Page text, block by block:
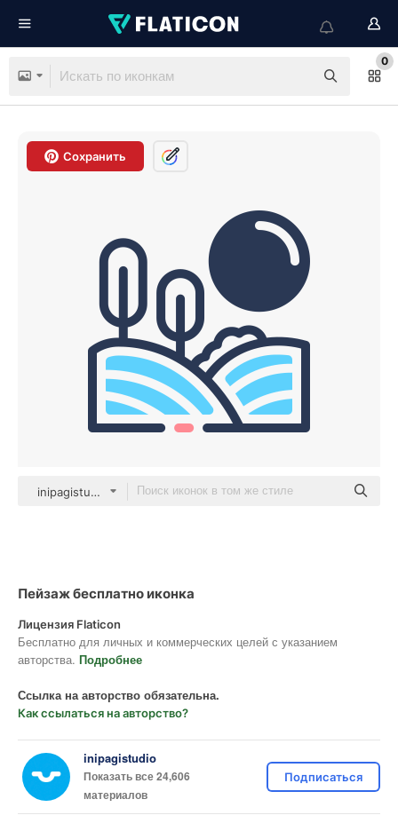
0
Сохранить
inipagistudio Mixed
Пейзаж бесплатно иконка
Лицензия Flaticon
Бесплатно для личных и коммерческих целей с указанием
авторства. Подробнее
Ссылка на авторство обязательна.
Как ссылаться на авторство?
inipagistudio
Показать все 24,606
материалов
Подписаться